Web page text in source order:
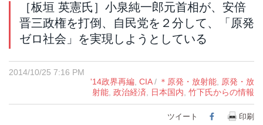
［板垣 英憲氏］小泉純一郎元首相が、安倍
晋三政権を打倒、自民党を２分して、「原発
ゼロ社会」を実現しようとしている
2014/10/25 7:16 PM
'14政界再編 CIA/ ＊原発・放射能
原発・放
射能 政治経済 日本国内 竹下氏からの情報
ツイート Facebook
印刷